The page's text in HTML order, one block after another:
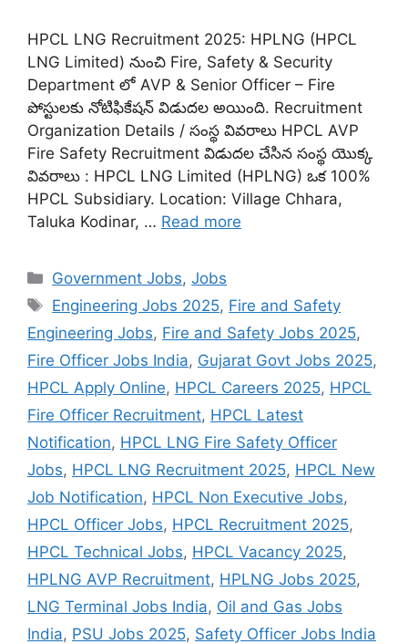
HPCL LNG Recruitment 2025: HPLNG (HPCL
LNG Limited) నుంచి Fire, Safety & Security
Department లో AVP & Senior Officer – Fire
పోస్టులకు నోటిఫికేషన్ విడుదల అయింది. Recruitment
Organization Details / సంస్థ వివరాలు HPCL AVP
Fire Safety Recruitment విడుదల చేసిన సంస్థ యొక్క
వివరాలు : HPCL LNG Limited (HPLNG) ఒక 100%
HPCL Subsidiary. Location: Village Chhara,
Taluka Kodinar, … Read more
Categories
Government Jobs,Jobs
Tags
Engineering Jobs 2025, Fire and Safety
Engineering Jobs, Fire and Safety Jobs 2025,
Fire Officer Jobs India, Gujarat Govt Jobs 2025,
HPCL Apply Online, HPCL Careers 2025, HPCL
Fire Officer Recruitment, HPCL Latest
Notification, HPCL LNG Fire Safety Officer
Jobs, HPCL LNG Recruitment 2025, HPCL New
Job Notification, HPCL Non Executive Jobs,
HPCL Officer Jobs, HPCL Recruitment 2025,
HPCL Technical Jobs, HPCL Vacancy 2025,
HPLNG AVP Recruitment, HPLNG Jobs 2025,
LNG Terminal Jobs India, Oil and Gas Jobs
India, PSU Jobs 2025, Safety Officer Jobs India